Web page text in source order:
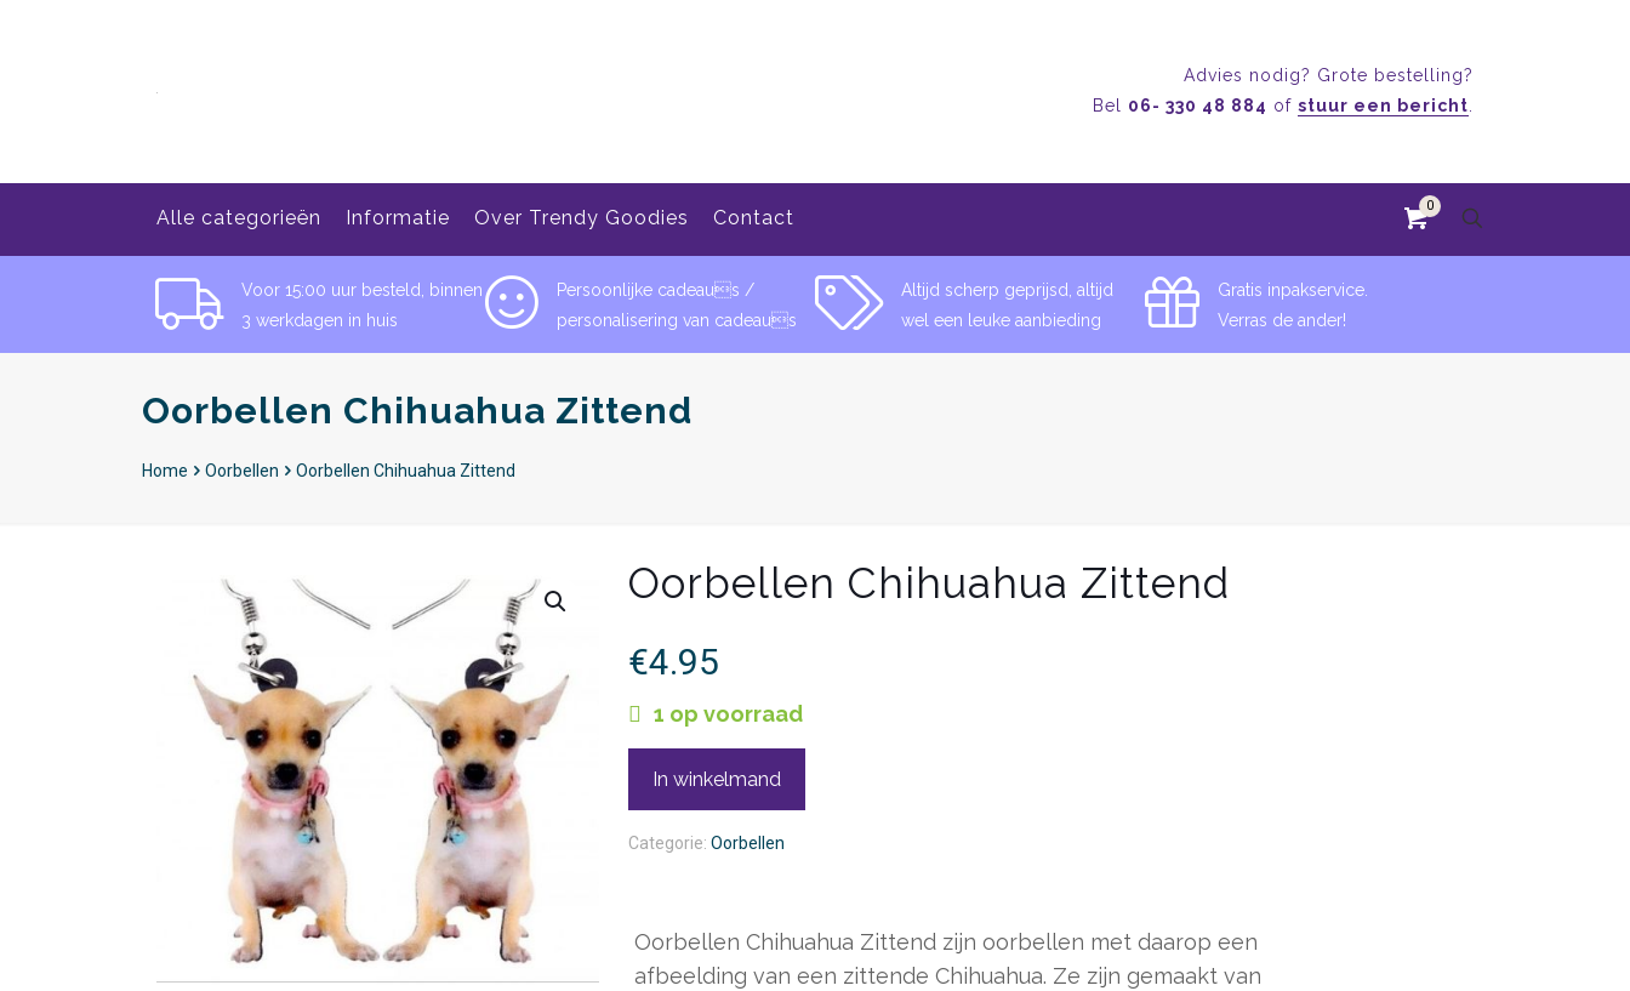
Alle categorieën Informatie Over Trendy Goodies Contact
Advies nodig? Grote bestelling?
Bel 06- 330 48 884 of stuur een bericht
0
Voor 15:00 uur besteld, binnen
3 werkdagen in huis
Persoonlijke cadeaus /
personalisering van cadeaus
Altijd scherp geprijsd, altijd
wel een leuke aanbieding
Gratis inpakservice.
Verras de ander!
Oorbellen Chihuahua Zittend
Home Oorbellen Oorbellen Chihuahua Zittend
Oorbellen Chihuahua Zittend
€4.95
1 op voorraad
In winkelmand
Categorie: Oorbellen
Oorbellen Chihuahua Zittend zijn oorbellen met daarop een
afbeelding van een zittende Chihuahua. Ze zijn gemaakt van